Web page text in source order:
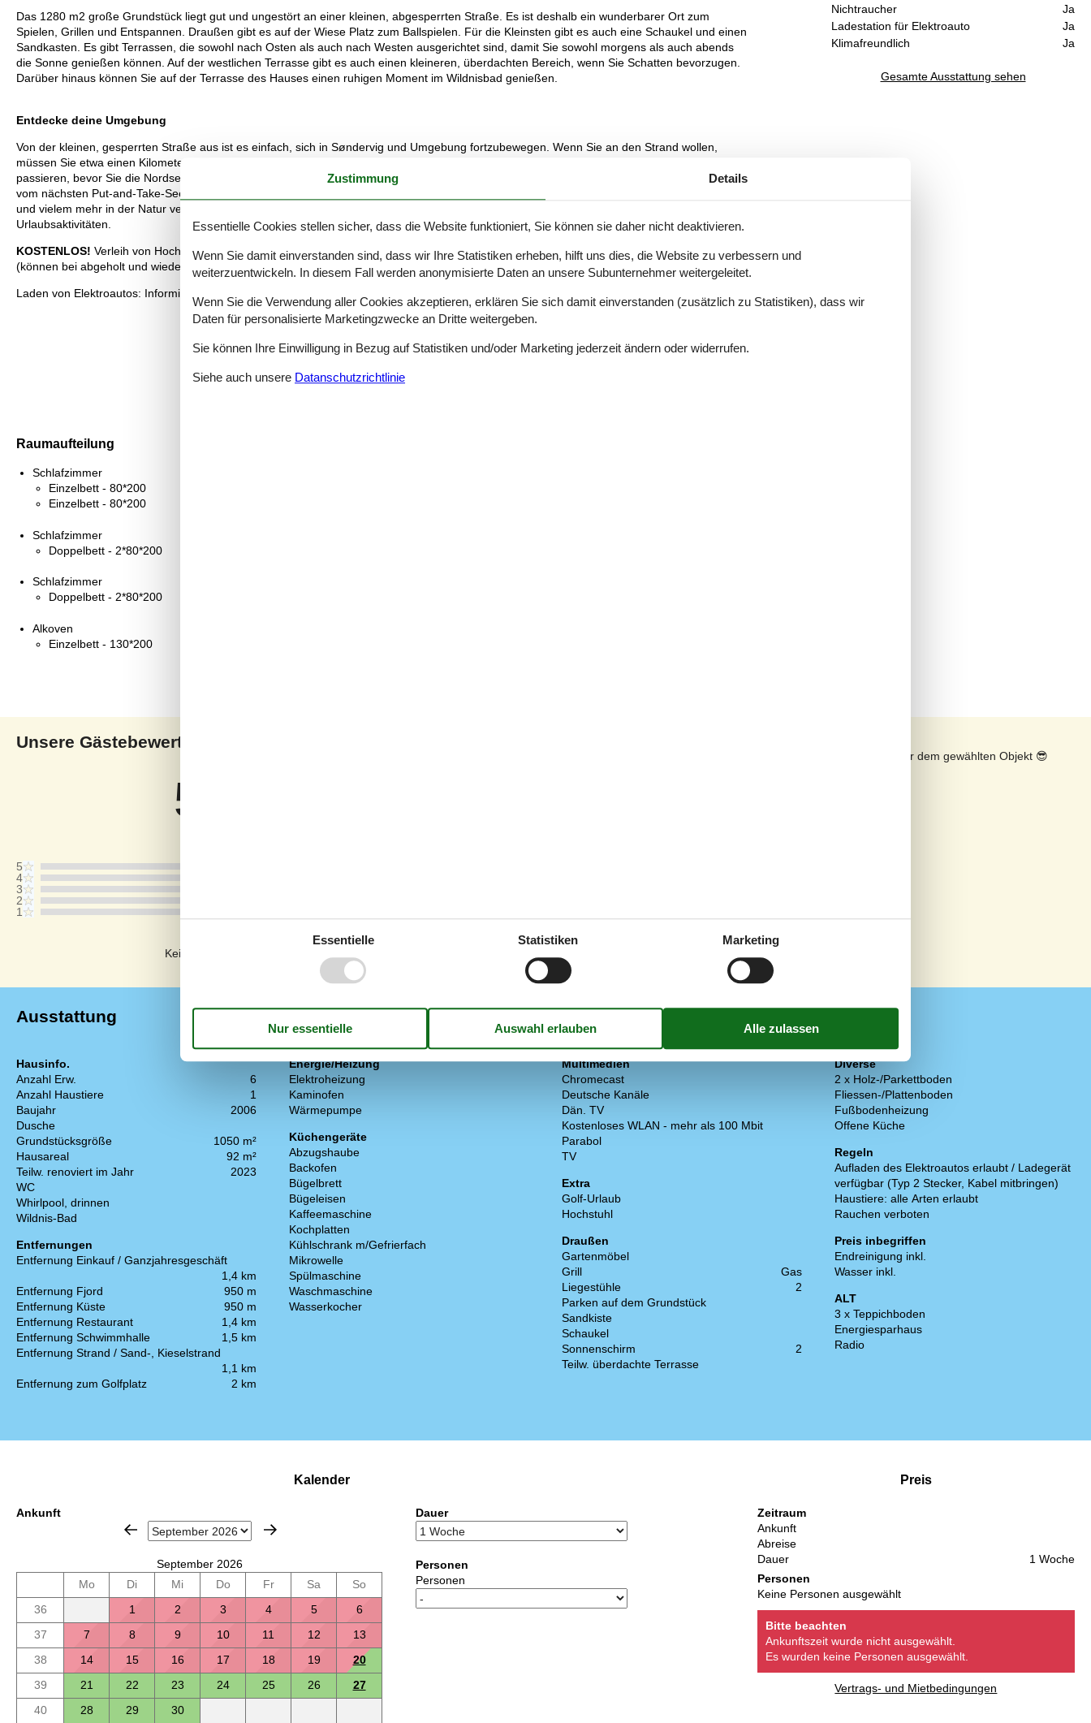
Nichtraucher
Ja
Ladestation für Elektroauto
Ja
Klimafreundlich
Ja
Gesamte Ausstattung sehen
Das 1280 m2 große Grundstück liegt gut und ungestört an einer kleinen, abgesperrten Straße. Es ist deshalb ein wunderbarer Ort zum
Spielen, Grillen und Entspannen. Draußen gibt es auf der Wiese Platz zum Ballspielen. Für die Kleinsten gibt es auch eine Schaukel und einen
Sandkasten. Es gibt Terrassen, die sowohl nach Osten als auch nach Westen ausgerichtet sind, damit Sie sowohl morgens als auch abends
die Sonne genießen können. Auf der westlichen Terrasse gibt es auch einen kleineren, überdachten Bereich, wenn Sie Schatten bevorzugen.
Darüber hinaus können Sie auf der Terrasse des Hauses einen ruhigen Moment im Wildnisbad genießen.
Entdecke deine Umgebung
Von der kleinen, gesperrten Straße aus ist es einfach, sich in Søndervig und Umgebung fortzubewegen. Wenn Sie an den Strand wollen,
müssen Sie etwa einen Kilometer durch das malerische Sommerhausgebiet laufen, und zuletzt müssen Sie die äußerste Dünenreihe
passieren, bevor Sie die Nordsee vor sich haben. Östlich von Holmsland Klit verbreitet sich der Ringkøbing Fjord, und Sie sind auch nicht weit
vom nächsten Put-and-Take-See entfernt, wenn Sie angeln möchten. Die Tage können Sie auch beim Surfen, Radfahren, Vogelbeobachten
und vielem mehr in der Natur verbringen. Im Stadtzentrum von Søndervig haben Sie auch eine gute Auswahl an Geschäften, Restaurants und
Urlaubsaktivitäten.
KOSTENLOS! Verleih von Hochstühlen und Kinderbetten. Wenn Haustiere im Haus erlaubt sind, stellen wir auch Hundebetten zur Verfügung
(können bei abgeholt und wieder abgegeben werden).
Laden von Elektroautos: Informieren Sie sich über die Ausstattung des Hauses, ob das Laden des Elektroautos erlaubt ist.
Raumaufteilung
Schlafzimmer
Einzelbett - 80*200
Einzelbett - 80*200
Schlafzimmer
Doppelbett - 2*80*200
Schlafzimmer
Doppelbett - 2*80*200
Alkoven
Einzelbett - 130*200
Unsere Gästebewertungen
5,0
5
4
3
2
1
Keine Bewertungen haben Kommentare.
Sonnenstand über dem gewählten Objekt 😎
Ausstattung
Hausinfo.
Anzahl Erw.
6
Anzahl Haustiere
1
Baujahr
2006
Dusche
Grundstücksgröße
1050 m²
Hausareal
92 m²
Teilw. renoviert im Jahr
2023
WC
Whirlpool, drinnen
Wildnis-Bad
Entfernungen
Entfernung Einkauf / Ganzjahresgeschäft
1,4 km
Entfernung Fjord
950 m
Entfernung Küste
950 m
Entfernung Restaurant
1,4 km
Entfernung Schwimmhalle
1,5 km
Entfernung Strand / Sand-, Kieselstrand
1,1 km
Entfernung zum Golfplatz
2 km
Energie/Heizung
Elektroheizung
Kaminofen
Wärmepumpe
Küchengeräte
Abzugshaube
Backofen
Bügelbrett
Bügeleisen
Kaffeemaschine
Kochplatten
Kühlschrank m/Gefrierfach
Mikrowelle
Spülmaschine
Waschmaschine
Wasserkocher
Multimedien
Chromecast
Deutsche Kanäle
Dän. TV
Kostenloses WLAN - mehr als 100 Mbit
Parabol
TV
Extra
Golf-Urlaub
Hochstuhl
Draußen
Gartenmöbel
Grill
Gas
Liegestühle
2
Parken auf dem Grundstück
Sandkiste
Schaukel
Sonnenschirm
2
Teilw. überdachte Terrasse
Diverse
2 x Holz-/Parkettboden
Fliessen-/Plattenboden
Fußbodenheizung
Offene Küche
Regeln
Aufladen des Elektroautos erlaubt / Ladegerät
verfügbar (Typ 2 Stecker, Kabel mitbringen)
Haustiere: alle Arten erlaubt
Rauchen verboten
Preis inbegriffen
Endreinigung inkl.
Wasser inkl.
ALT
3 x Teppichboden
Energiesparhaus
Radio
Kalender
Ankunft
September 2026
Mo
Di Mi Do Fr Sa
So
36
1 2 3 4 5
6
37
7 8 9 10 11 12
13
38
14 15 16 17 18 19
20
39
21 22 23 24 25 26
27
40
28 29 30
Dauer
Personen
Personen
Preis
Zeitraum
Ankunft
Abreise
Dauer
1 Woche
Personen
Keine Personen ausgewählt
Bitte beachten
Ankunftszeit wurde nicht ausgewählt.
Es wurden keine Personen ausgewählt.
Vertrags- und Mietbedingungen
Zustimmung Details
Essentielle Cookies stellen sicher, dass die Website funktioniert, Sie können sie daher nicht deaktivieren.
Wenn Sie damit einverstanden sind, dass wir Ihre Statistiken erheben, hilft uns dies, die Website zu verbessern und
weiterzuentwickeln. In diesem Fall werden anonymisierte Daten an unsere Subunternehmer weitergeleitet.
Wenn Sie die Verwendung aller Cookies akzeptieren, erklären Sie sich damit einverstanden (zusätzlich zu Statistiken), dass wir
Daten für personalisierte Marketingzwecke an Dritte weitergeben.
Sie können Ihre Einwilligung in Bezug auf Statistiken und/oder Marketing jederzeit ändern oder widerrufen.
Siehe auch unsere Datanschutzrichtlinie
Essentielle Statistiken Marketing